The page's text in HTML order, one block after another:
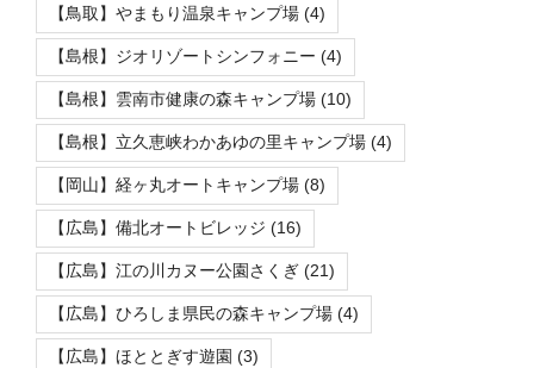
【鳥取】やまもり温泉キャンプ場 (4)
【島根】ジオリゾートシンフォニー (4)
【島根】雲南市健康の森キャンプ場 (10)
【島根】立久恵峡わかあゆの里キャンプ場 (4)
【岡山】経ヶ丸オートキャンプ場 (8)
【広島】備北オートビレッジ (16)
【広島】江の川カヌー公園さくぎ (21)
【広島】ひろしま県民の森キャンプ場 (4)
【広島】ほととぎす遊園 (3)